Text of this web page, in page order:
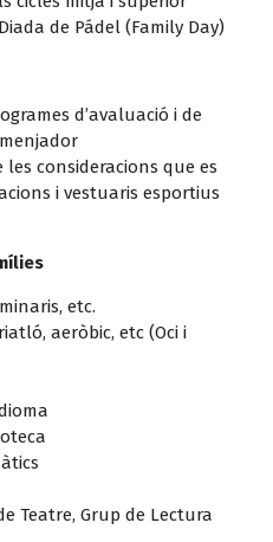
de Pádel (Family Day)
d’avaluació i de
consideracions que es
i vestuaris esportius
etc.
aeròbic, etc (Oci i
Teatre, Grup de Lectura